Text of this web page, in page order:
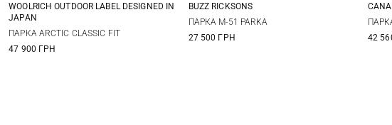
S
WOOLRICH OUTDOOR LABEL DESIGNED IN
JAPAN
ПАРКА ARCTIC CLASSIC FIT
47 900 ГРН
S M
BUZZ RICKSONS
ПАРКА M-51 PARKA
27 500 ГРН
S
42